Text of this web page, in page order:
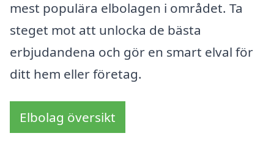
mest populära elbolagen i området. Ta
steget mot att unlocka de bästa
erbjudandena och gör en smart elval för
ditt hem eller företag.
Elbolag översikt